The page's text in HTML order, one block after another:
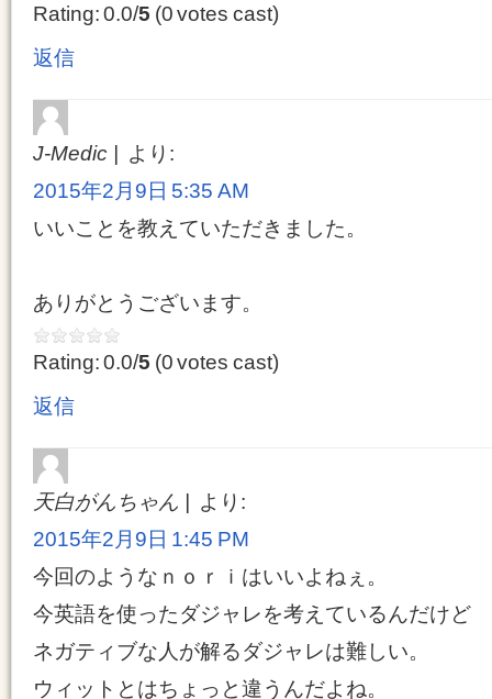
Rating: 0.0/5 (0 votes cast)
返信
J-Medic
より:
2015年2月9日 5:35 AM
いいことを教えていただきました。
ありがとうございます。
Rating: 0.0/5 (0 votes cast)
返信
天白がんちゃん
より:
2015年2月9日 1:45 PM
今回のようなｎｏｒｉはいいよねぇ。
今英語を使ったダジャレを考えているんだけど
ネガティブな人が解るダジャレは難しい。
ウィットとはちょっと違うんだよね。